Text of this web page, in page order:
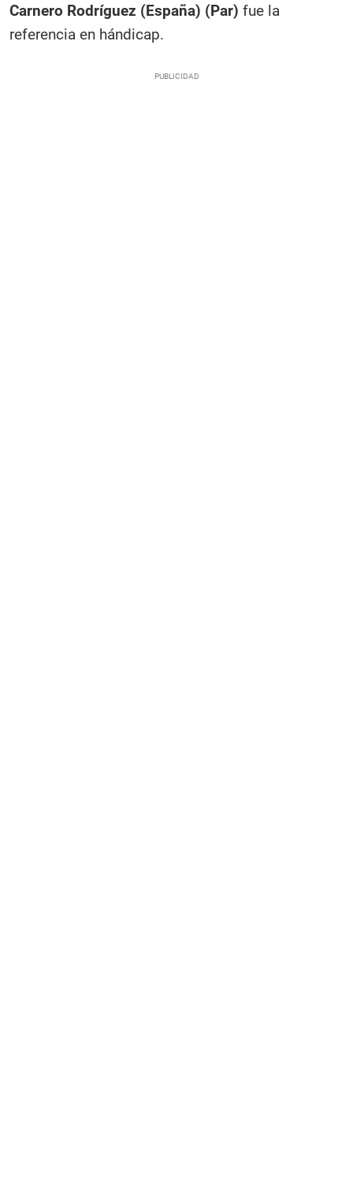
Carnero Rodríguez (España) (Par) fue la
referencia en hándicap.